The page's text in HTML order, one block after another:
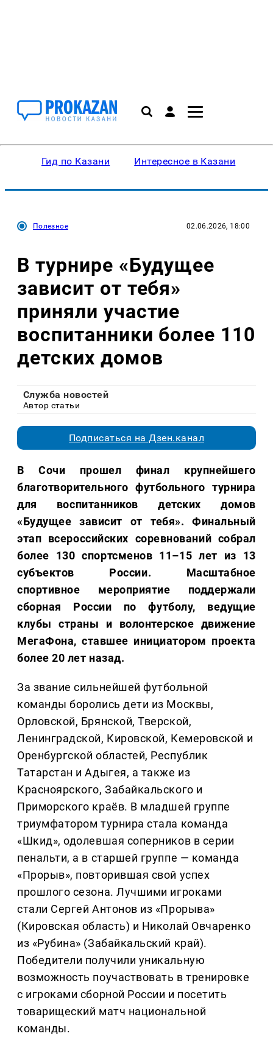
Гид по Казани Интересное в Казани
Полезное 02.06.2026, 18:00
В турнире «Будущее
зависит от тебя»
приняли участие
воспитанники более 110
детских домов
Служба новостей
Автор статьи
Подписаться на Дзен.канал
В Сочи прошел финал крупнейшего
благотворительного футбольного турнира
для воспитанников детских домов
«Будущее зависит от тебя». Финальный
этап всероссийских соревнований собрал
более 130 спортсменов 11–15 лет из 13
субъектов России. Масштабное
спортивное мероприятие поддержали
сборная России по футболу, ведущие
клубы страны и волонтерское движение
МегаФона, ставшее инициатором проекта
более 20 лет назад.
За звание сильнейшей футбольной
команды боролись дети из Москвы,
Орловской, Брянской, Тверской,
Ленинградской, Кировской, Кемеровской и
Оренбургской областей, Республик
Татарстан и Адыгея, а также из
Красноярского, Забайкальского и
Приморского краёв. В младшей группе
триумфатором турнира стала команда
«Шкид», одолевшая соперников в серии
пенальти, а в старшей группе — команда
«Прорыв», повторившая свой успех
прошлого сезона. Лучшими игроками
стали Сергей Антонов из «Прорыва»
(Кировская область) и Николай Овчаренко
из «Рубина» (Забайкальский край).
Победители получили уникальную
возможность поучаствовать в тренировке
с игроками сборной России и посетить
товарищеский матч национальной
команды.